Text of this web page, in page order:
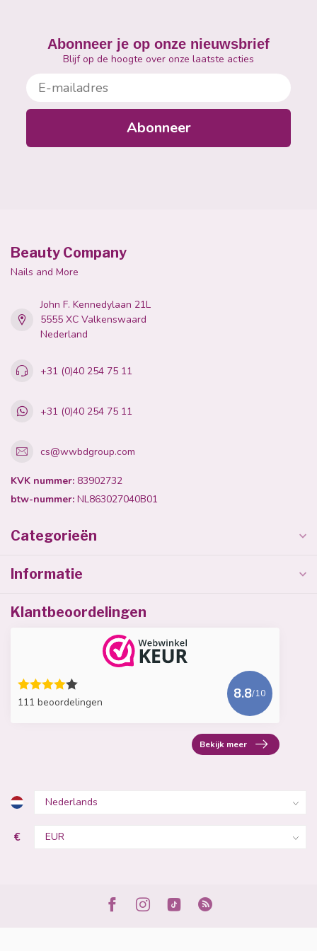
en warm water. Maak de handen handdoekdroog en
gebruik I.Am Hydra Spray of I.Am Hand Gel.
2. Verwijder de verzegeling op elke nagel met een I.Am
dat u de oppervlaktelagen van de natuurlijke
nagelplaat niet weg schraapt.
Abonneer je op onze nieuwsbrief
Blijf op de hoogte over onze laatste acties
E-mailadres
Abonneer
Beauty Company
Nails and More
John F. Kennedylaan 21L
5555 XC Valkenswaard
Nederland
+31 (0)40 254 75 11
+31 (0)40 254 75 11
cs@wwbdgroup.com
KVK nummer: 83902732
btw-nummer: NL863027040B01
Categorieën
Informatie
Klantbeoordelingen
111 beoordelingen
8.8/10
Bekijk meer
€